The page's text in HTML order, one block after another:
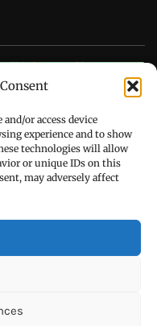
or access device
experience and to show
technologies will allow
or unique IDs on this
may adversely affect